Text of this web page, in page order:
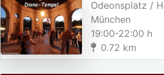
Odeonsplatz /
München
19:00-22:00 h
0.72 km